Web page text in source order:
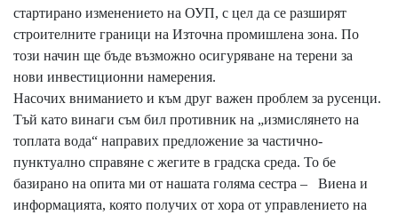
стартирано изменението на ОУП, с цел да се разширят
строителните граници на Източна промишлена зона. По
този начин ще бъде възможно осигуряване на терени за
нови инвестиционни намерения.
Насочих вниманието и към друг важен проблем за русенци.
Тъй като винаги съм бил противник на „измислянето на
топлата вода“ направих предложение за частично-
пунктуално справяне с жегите в градска среда. То бе
базирано на опита ми от нашата голяма сестра – Виена и
информацията, която получих от хора от управлението на